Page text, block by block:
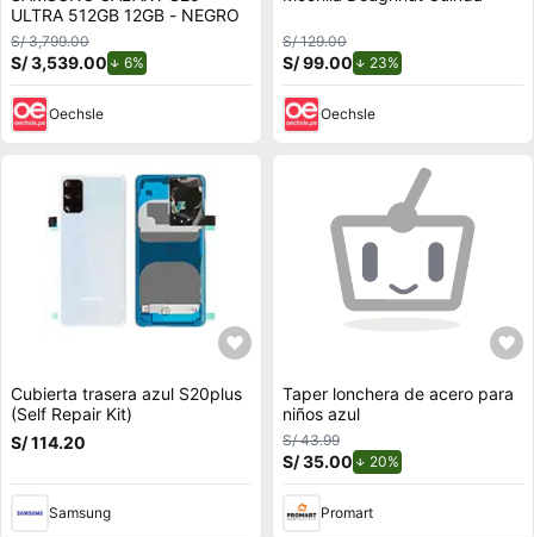
ULTRA 512GB 12GB - NEGRO
S/ 3,799.00
S/ 3,539.00 6%
Oechsle
S/ 129.00
S/ 99.00 23%
Oechsle
Cubierta trasera azul S20plus
(Self Repair Kit)
S/ 114.20
Samsung
Taper lonchera de acero para
niños azul
S/ 43.99
S/ 35.00 20%
Promart